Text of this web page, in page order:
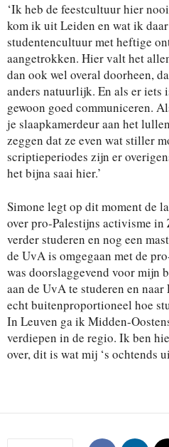
‘Ik heb de feestcultuur hier
kom ik uit Leiden en wat ik
studentencultuur met heftige
aangetrokken. Hier valt het
dan ook wel overal doorheen,
anders natuurlijk. En als er iets
gewoon goed communiceren.
je slaapkamerdeur aan het
zeggen dat ze even wat stiller
scriptieperiodes zijn er
het bijna saai hier.’
Simone legt op dit moment de
over pro-Palestijns activisme
verder studeren en nog een
de UvA is omgegaan met de
was doorslaggevend voor mijn
aan de UvA te studeren en naar
echt buitenproportioneel hoe
In Leuven ga ik Midden-
verdiepen in de regio. Ik ben
over, dit is wat mij ‘s ochtends